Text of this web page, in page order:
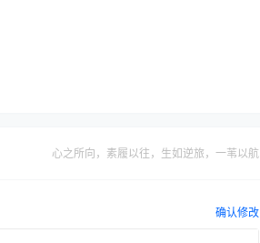
心之所向，素履以往，生如逆旅，一苇以航
确认修改